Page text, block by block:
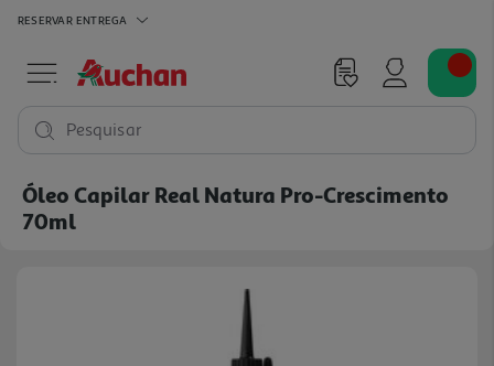
RESERVAR ENTREGA
Pesquisar
Óleo Capilar Real Natura Pro-Crescimento
70ml